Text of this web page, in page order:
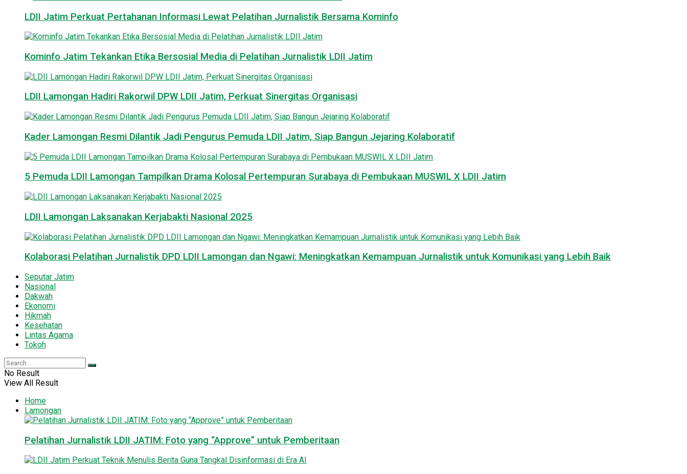
LDII Jatim Perkuat Pertahanan Informasi Lewat Pelatihan Jurnalistik Bersama Kominfo
Kominfo Jatim Tekankan Etika Bersosial Media di Pelatihan Jurnalistik LDII Jatim
LDII Lamongan Hadiri Rakorwil DPW LDII Jatim, Perkuat Sinergitas Organisasi
Kader Lamongan Resmi Dilantik Jadi Pengurus Pemuda LDII Jatim, Siap Bangun Jejaring Kolaboratif
5 Pemuda LDII Lamongan Tampilkan Drama Kolosal Pertempuran Surabaya di Pembukaan MUSWIL X LDII Jatim
LDII Lamongan Laksanakan Kerjabakti Nasional 2025
Kolaborasi Pelatihan Jurnalistik DPD LDII Lamongan dan Ngawi: Meningkatkan Kemampuan Jurnalistik untuk Komunikasi yang Lebih Baik
Seputar Jatim
Nasional
Dakwah
Ekonomi
Hikmah
Kesehatan
Lintas Agama
Tokoh
No Result
View All Result
Home
Lamongan
Pelatihan Jurnalistik LDII JATIM: Foto yang “Approve” untuk Pemberitaan